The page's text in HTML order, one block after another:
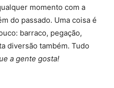
momento com a
do passado. Uma coisa é
barraco, pegação,
diversão também. Tudo
a gente gosta!